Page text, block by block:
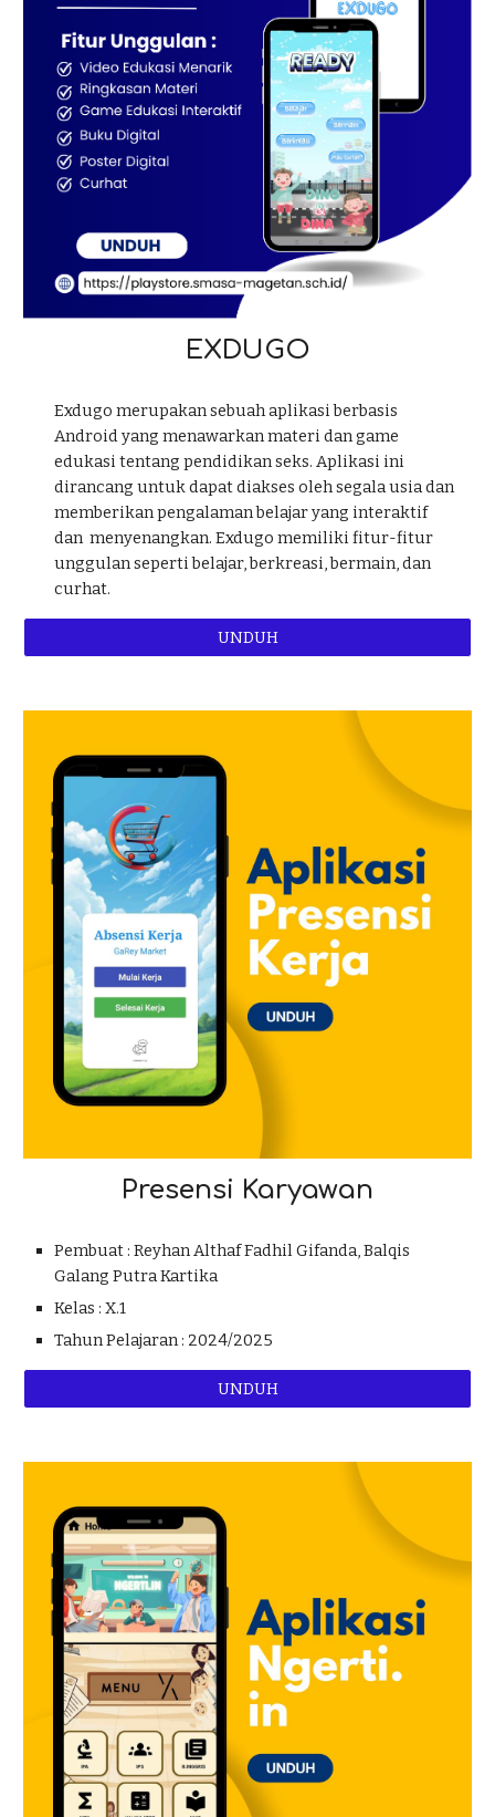
EXDUGO
Exdugo merupakan sebuah aplikasi berbasis
Android yang menawarkan materi dan game
edukasi tentang pendidikan seks. Aplikasi ini
dirancang untuk dapat diakses oleh segala usia dan
memberikan pengalaman belajar yang interaktif
dan menyenangkan. Exdugo memiliki fitur-fitur
unggulan seperti belajar, berkreasi, bermain, dan
curhat.
UNDUH
Presensi Karyawan
Pembuat :Reyhan Althaf Fadhil Gifanda, Balqis
Galang Putra Kartika
Kelas : X.1
Tahun Pelajaran : 2024/2025
UNDUH